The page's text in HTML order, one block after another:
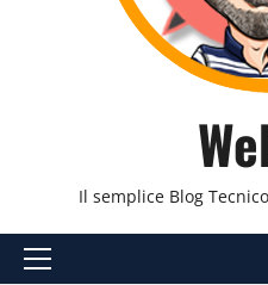
Il semplice Blog
Menu